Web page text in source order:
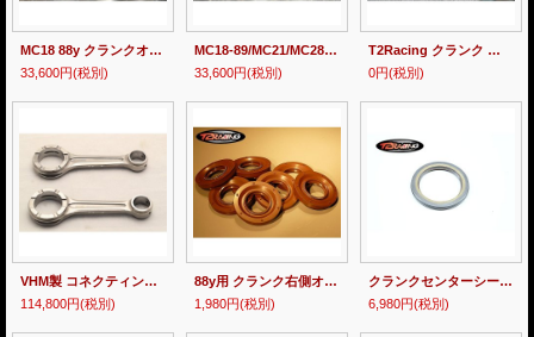
MC18 88y クランクオーバーホールキット
33,600円(税別)
MC18-89/MC21/MC28 クランクオーバーホールキット
33,600円(税別)
T2Racing クランク 買い取りプロジェクト！ NSR250R MC18/MC21/MC28
0円(税別)
VHM製 コネクティングロッド 【 MC18 - 89y ・MC21・28 】
114,800円(税別)
88y用 クランク右側オイルシール MC18
1,980円(税別)
クランクセンターシール /MC18
6,980円(税別)